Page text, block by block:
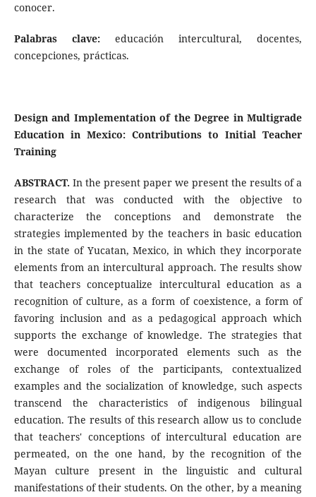
conocer.
Palabras clave: educación intercultural, docentes,
concepciones, prácticas.
Design and Implementation of the Degree in Multigrade
Education in Mexico: Contributions to Initial Teacher
Training
ABSTRACT. In the present paper we present the results of a
research that was conducted with the objective to
characterize the conceptions and demonstrate the
strategies implemented by the teachers in basic education
in the state of Yucatan, Mexico, in which they incorporate
elements from an intercultural approach. The results show
that teachers conceptualize intercultural education as a
recognition of culture, as a form of coexistence, a form of
favoring inclusion and as a pedagogical approach which
supports the exchange of knowledge. The strategies that
were documented incorporated elements such as the
exchange of roles of the participants, contextualized
examples and the socialization of knowledge, such aspects
transcend the characteristics of indigenous bilingual
education. The results of this research allow us to conclude
that teachers' conceptions of intercultural education are
permeated, on the one hand, by the recognition of the
Mayan culture present in the linguistic and cultural
manifestations of their students. On the other, by a meaning